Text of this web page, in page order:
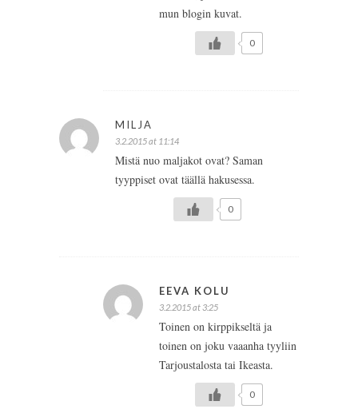
mun blogin kuvat.
0
MILJA
3.2.2015 at 11:14
Mistä nuo maljakot ovat? Saman
tyyppiset ovat täällä hakusessa.
0
EEVA KOLU
3.2.2015 at 3:25
Toinen on kirppikseltä ja
toinen on joku vaaanha tyyliin
Tarjoustalosta tai Ikeasta.
0